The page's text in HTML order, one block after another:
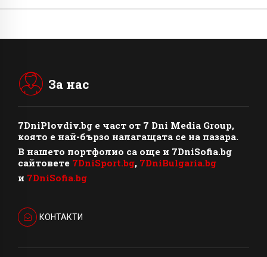
За нас
7DniPlovdiv.bg e част от 7 Dni Media Group,
която е най-бързо налагащата се на пазара.
В нашето портфолио са още и 7DniSofia.bg
сайтовете 7DniSport.bg, 7DniBulgaria.bg
и 7DniSofia.bg
КОНТАКТИ